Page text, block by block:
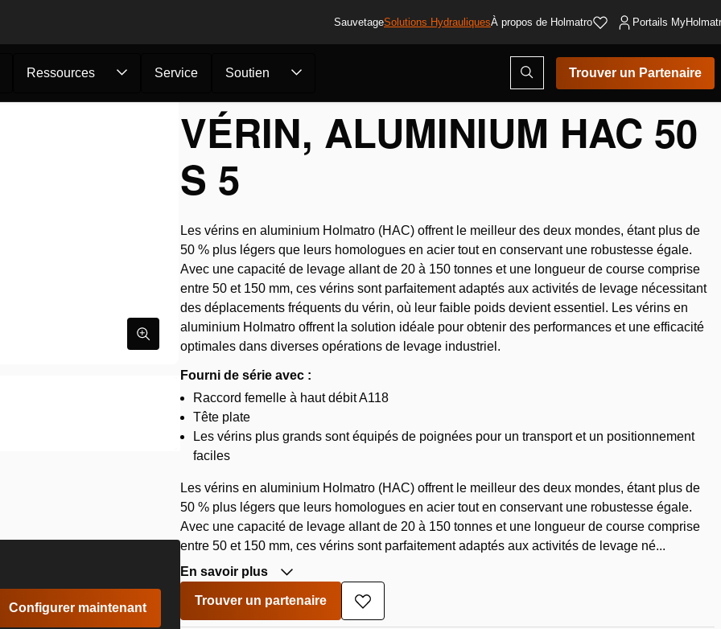
SauvetageSolutions HydrauliquesÀ propos de Holmatro Portails
Ressources Service Soutien
Ouvrir
la
fenêtre
de
Trouver un Partenaire
aluminium ...
Configurer maintenant
VÉRIN, ALUMINIUM HAC 50
S 5
Les vérins en aluminium Holmatro (HAC) offrent le meilleur des deux mondes, étant plus de
50 % plus légers que leurs homologues en acier tout en conservant une robustesse égale.
Avec une capacité de levage allant de 20 à 150 tonnes et une longueur de course comprise
entre 50 et 150 mm, ces vérins sont parfaitement adaptés aux activités de levage nécessitant
des déplacements fréquents du vérin, où leur faible poids devient essentiel. Les vérins en
aluminium Holmatro offrent la solution idéale pour obtenir des performances et une efficacité
optimales dans diverses opérations de levage industriel.
Fourni de série avec :
Raccord femelle à haut débit A118
Tête plate
Les vérins plus grands sont équipés de poignées pour un transport et un positionnement
faciles
Les vérins en aluminium Holmatro (HAC) offrent le meilleur des deux mondes, étant plus de
50 % plus légers que leurs homologues en acier tout en conservant une robustesse égale.
Avec une capacité de levage allant de 20 à 150 tonnes et une longueur de course comprise
entre 50 et 150 mm, ces vérins sont parfaitement adaptés aux activités de levage né...
En savoir plus
Trouver un partenaire
Ajouter
à